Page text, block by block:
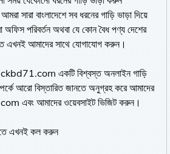
সারা বাংলাদেশে সব ধরনের গাড়ি ভাড়া দিয়ে
অফিস পরিবর্তন অথবা যে কোন বৈধ পণ্য দেশের
এখনই আমাদের সাথে যোগাযোগ করুন।
একটি বিশ্বস্ত অনলাইন গাড়ি
আরো বিস্তারিত জানতে অনুগ্রহ করে আমাদের
এবং আমাদের ওয়েবসাইট ভিজিট করুন।
এখনই কল করুন